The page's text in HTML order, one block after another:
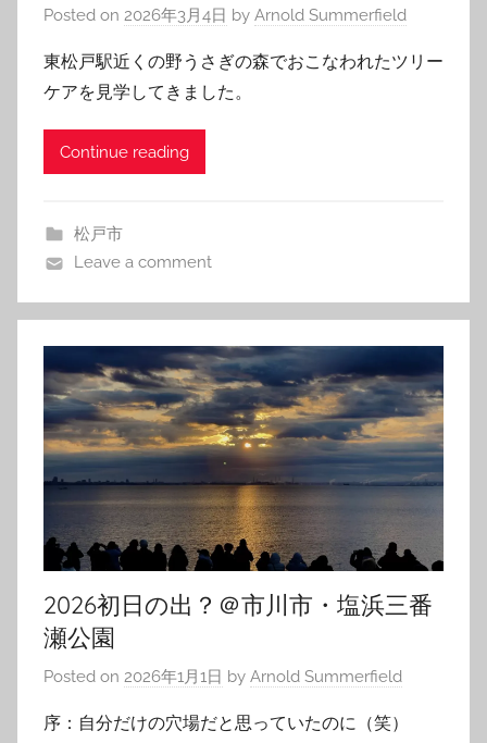
Posted on 2026年3月4日 by Arnold Summerfield
東松戸駅近くの野うさぎの森でおこなわれたツリー
ケアを見学してきました。
Continue reading
松戸市
Leave a comment
2026初日の出？＠市川市・塩浜三番
瀬公園
Posted on 2026年1月1日 by Arnold Summerfield
序：自分だけの穴場だと思っていたのに（笑）